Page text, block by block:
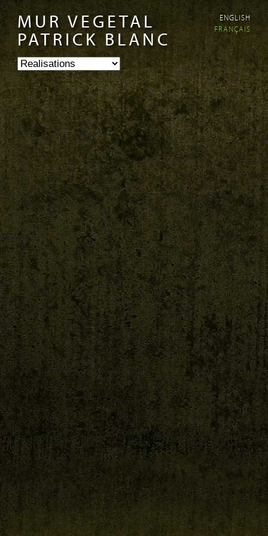
Aller au
contenu
principal
Skip to
navigation
MUR VEGETAL
PATRICK BLANC
ENGLISH
FRANÇAIS